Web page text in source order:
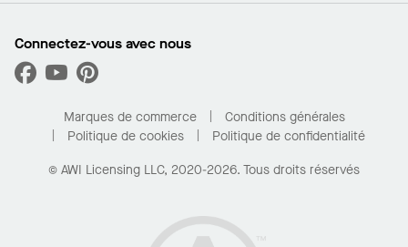
Développement durable
Quelles sont mes options d’achat?
Capacités sur mesure
Performance
Trouver un distributeur
Trouver un distributeur
Pour la maison
Connectez-vous avec nous
Marques de commerce
Conditions générales
Politique de cookies
Politique de confidentialité
© AWI Licensing LLC, 2020-2026. Tous droits réservés